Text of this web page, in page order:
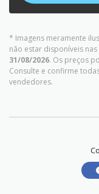
* Imagens meramente
não estar disponíveis
31/08/2026. Os preços
Consulte e confirme
vendedores.